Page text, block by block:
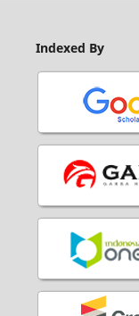
Indexed By